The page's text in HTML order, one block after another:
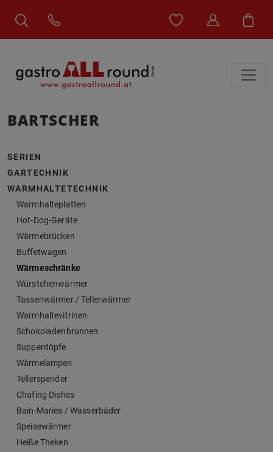
BARTSCHER
SERIEN
GARTECHNIK
WARMHALTETECHNIK
Warmhalteplatten
Hot-Dog-Geräte
Wärmebrücken
Buffetwagen
Wärmeschränke
Würstchenwärmer
Tassenwärmer / Tellerwärmer
Warmhaltevitrinen
Schokoladenbrunnen
Suppentöpfe
Wärmelampen
Tellerspender
Chafing Dishes
Bain-Maries / Wasserbäder
Speisewärmer
Heiße Theken